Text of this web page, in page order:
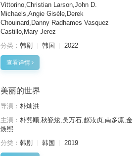
Vittorino,Christian Larson,John D.
Michaels,Angie Gisèle,Derek
Chouinard,Danny Radhames Vasquez
Castillo,Mary Jerez
分类： 韩剧 韩国 2022
查看详情
美丽的世界
导演： 朴灿洪
主演： 朴熙顺,秋瓷炫,吴万石,赵汝贞,南多凛,金
焕熙
分类： 韩剧 韩国 2019